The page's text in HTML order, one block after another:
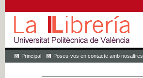
Principal Poseu-vos en contacte amb nosaltres